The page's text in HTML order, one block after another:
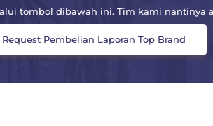
tombol dibawah ini. Tim kami nantinya
Request Pembelian Laporan Top Brand